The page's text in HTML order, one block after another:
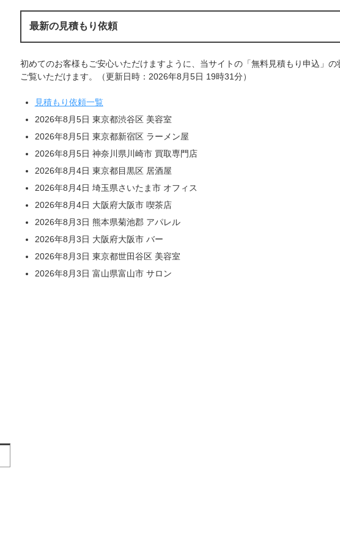
最新の見積もり依頼
初めてのお客様もご安心いただけますように、当サイトの「無料見積もり申込」の
ご覧いただけます。（更新日時：2026年8月5日 19時31分）
見積もり依頼一覧
2026年8月5日 東京都渋谷区 美容室
2026年8月5日 東京都新宿区 ラーメン屋
2026年8月5日 神奈川県川崎市 買取専門店
2026年8月4日 東京都目黒区 居酒屋
2026年8月4日 埼玉県さいたま市 オフィス
2026年8月4日 大阪府大阪市 喫茶店
2026年8月3日 熊本県菊池郡 アパレル
2026年8月3日 大阪府大阪市 バー
2026年8月3日 東京都世田谷区 美容室
2026年8月3日 富山県富山市 サロン